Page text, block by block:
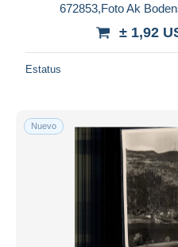
672853,Foto Ak
± 1,92
Estatus
Nuevo